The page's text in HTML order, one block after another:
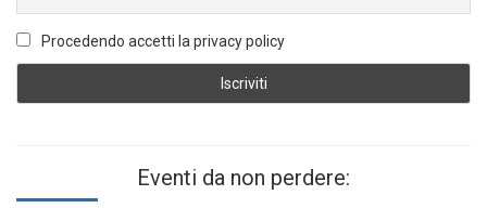
Procedendo accetti la privacy policy
Eventi da non perdere: